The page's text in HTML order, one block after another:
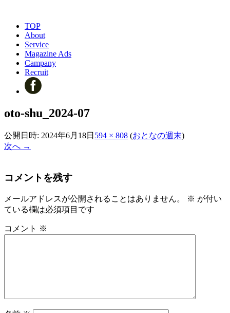
TOP
About
Service
Magazine Ads
Campany
Recruit
oto-shu_2024-07
公開日時: 2024年6月18日 594 × 808 (おとなの週末)
次へ →
コメントを残す
メールアドレスが公開されることはありません。 ※ が付い
ている欄は必須項目です
コメント ※